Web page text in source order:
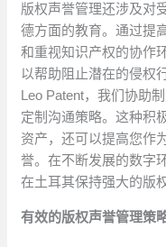
版权声誉管理还涉及对
德方面的教育。通过提
和重视知识产权的协作
以帮助阻止潜在的侵权
Leo Patent，我们协助
定制沟通策略。这种积
资产，还可以提高您作
誉。在不断发展的数字
在土耳其保持强大的版
有效的版权声誉管理策